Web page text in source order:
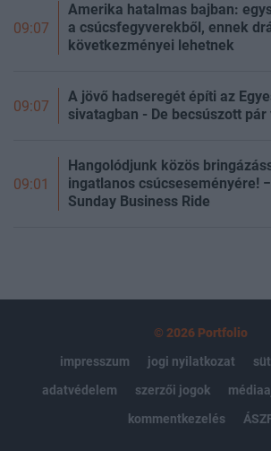
09:07
Amerika hatalmas bajban:
a csúcsfegyverekből, ennek
következményei lehetnek
09:07
A jövő hadseregét építi az
sivatagban - De becsúszott
09:01
Hangolódjunk közös
ingatlanos csúcseseményére!
Sunday Business Ride
© 2026 Portfolio
impresszum
jogi nyilatkozat
adatvédelem
szerzői jogok
kommentkezelés